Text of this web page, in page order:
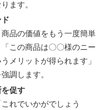
ます。
品の価値をもう一度簡単
この商品は〇〇様のニー
メリットが得られます」
調します。
促す
れでいかがでしょう